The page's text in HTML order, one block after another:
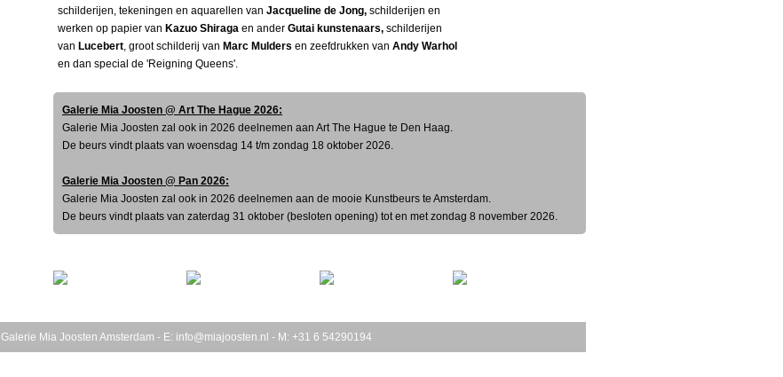
schilderijen, tekeningen en aquarellen van Jacqueline de Jong, schilderijen en
werken op papier van Kazuo Shiraga en ander Gutai kunstenaars, schilderijen
van Lucebert, groot schilderij van Marc Mulders en zeefdrukken van Andy Warhol
en dan special de 'Reigning Queens'.
Galerie Mia Joosten @ Art The Hague 2026:
Galerie Mia Joosten zal ook in 2026 deelnemen aan Art The Hague te Den Haag.
De beurs vindt plaats van woensdag 14 t/m zondag 18 oktober 2026.
Galerie Mia Joosten @ Pan 2026:
Galerie Mia Joosten zal ook in 2026 deelnemen aan de mooie Kunstbeurs te Amsterdam.
De beurs vindt plaats van zaterdag 31 oktober (besloten opening) tot en met zondag 8 november 2026.
Galerie Mia Joosten Amsterdam - E: info@miajoosten.nl - M: +31 6 54290194